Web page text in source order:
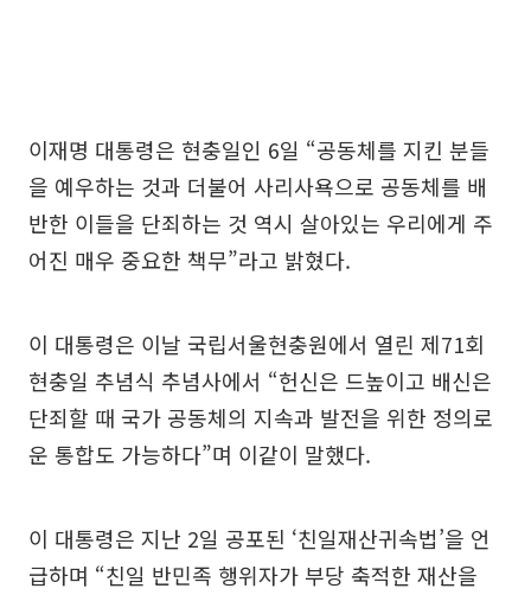
이재명 대통령은 현충일인 6일 “공동체를 지킨 분들
을 예우하는 것과 더불어 사리사욕으로 공동체를 배
반한 이들을 단죄하는 것 역시 살아있는 우리에게 주
어진 매우 중요한 책무”라고 밝혔다.
이 대통령은 이날 국립서울현충원에서 열린 제71회
현충일 추념식 추념사에서 “헌신은 드높이고 배신은
단죄할 때 국가 공동체의 지속과 발전을 위한 정의로
운 통합도 가능하다”며 이같이 말했다.
이 대통령은 지난 2일 공포된 ‘친일재산귀속법’을 언
급하며 “친일 반민족 행위자가 부당 축적한 재산을